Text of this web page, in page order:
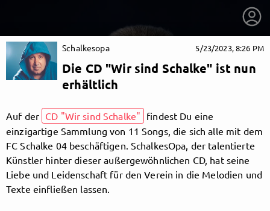
Schalkesopa 5/23/2023, 8:26 PM
Die CD "Wir sind Schalke" ist nun
erhältlich
Auf der CD "Wir sind Schalke" findest Du eine
einzigartige Sammlung von 11 Songs, die sich alle mit dem
FC Schalke 04 beschäftigen. SchalkesOpa, der talentierte
Künstler hinter dieser außergewöhnlichen CD, hat seine
Liebe und Leidenschaft für den Verein in die Melodien und
Texte einfließen lassen.